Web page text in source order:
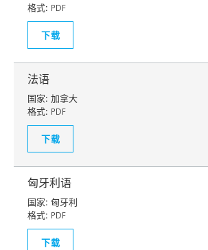
格式: PDF
下载
法语
国家: 加拿大
格式: PDF
下载
匈牙利语
国家: 匈牙利
格式: PDF
下载